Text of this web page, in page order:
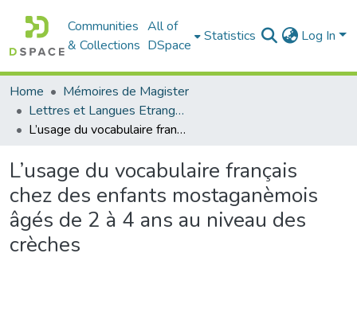
Communities
& Collections
All of
DSpace
Statistics Log In
Home
Mémoires de Magister
Lettres et Langues Etrangères - اللغات الأجنبية
L’usage du vocabulaire français chez des enfants mostaganèmois âgés de 2 à 4 ans au niveau des crèches
L’usage du vocabulaire français
chez des enfants mostaganèmois
âgés de 2 à 4 ans au niveau des
crèches